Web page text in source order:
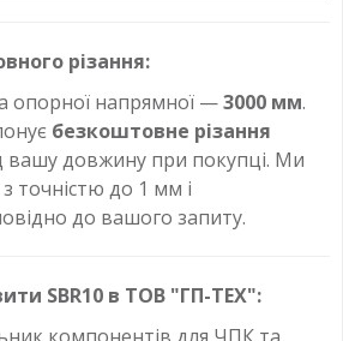
різання:
опорної напрямної —3000 мм.
безкоштовне різання
вашу довжину при покупці. Ми
точністю до 1 мм і
до вашого запиту.
SBR10 в ТОВ "ГП-ТЕХ":